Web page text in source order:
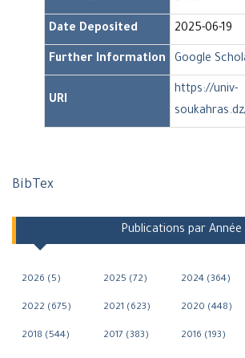
Date Deposited 2025-06-19
Further Information Google
URI
https://univ-
BibTex
Publications par Année
2026 (5) 2025 (72) 2024 (364)
2022 (675) 2021 (623) 2020 (448)
2018 (544) 2017 (383) 2016 (193)